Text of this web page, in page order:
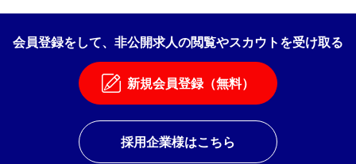
会員登録をして、非公開求人の閲覧やスカウトを受け取る
新規会員登録（無料）
採用企業様はこちら